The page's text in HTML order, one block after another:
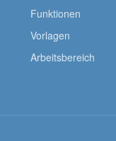
Funktionen
Vorlagen
Arbeitsbereich